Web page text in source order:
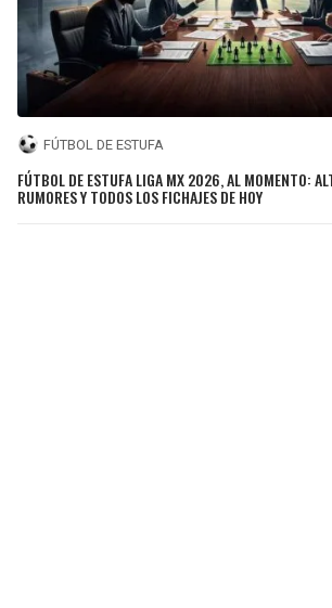
FÚTBOL DE ESTUFA
FÚTBOL DE ESTUFA LIGA MX 2026, AL MOMENTO:
RUMORES Y TODOS LOS FICHAJES DE HOY